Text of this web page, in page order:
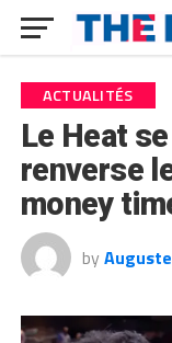
ACTUALITÉS
Le Heat
renverse
money
by